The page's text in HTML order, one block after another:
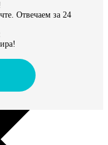
Отвечаем за 24